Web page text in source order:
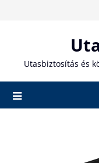
Utasbiztosítás és